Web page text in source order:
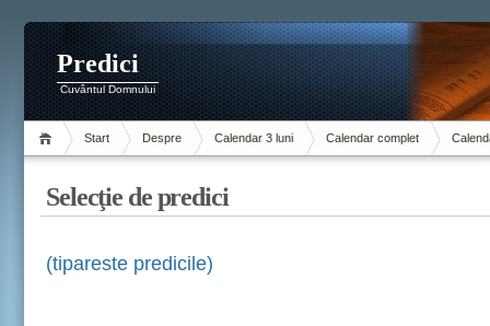
Predici
Cuvântul Domnului
Start Despre Calendar 3 luni Calendar complet
Selecţie de predici
(tipareste predicile)